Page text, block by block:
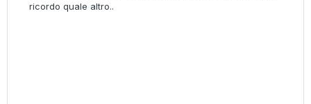
ricordo quale altro..